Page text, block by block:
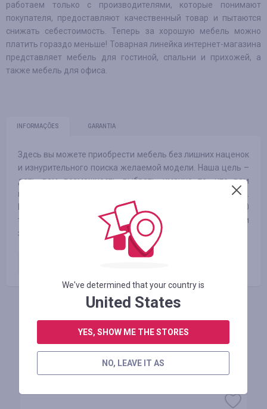
работаем только с производителями, которые понимают
покупателя, предоставляют качественный товар и пытаются
снижать себестоимость. Теперь за хорошую мебель можно
платить гораздо меньше! Товарная линейка интернет-магазина
представляет мебель для гостиной, спальни и прихожей, а
также мебель для офиса.
INFORMAÇÕES GARANTIA
Здесь вы можете приобрести мебель без лишних наценок
и изнурительного поиска желаемой модели. Наша цель –
дать вам возможность выбрать именно то, что вам
нужно, с учетом актуальных модных тенденций.
Интернет-каталог магазина насчитывает более 1500
товаров и постоянно пополняется новыми товарными
знаками и товарами.
Lojas similares
We've determined that your country is
United States
YES, SHOW ME THE STORES
NO, LEAVE IT AS